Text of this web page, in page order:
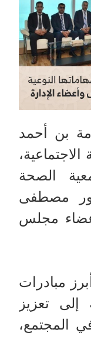
بن أحمد
الصحة
مصطفى
مجلس
مبادرات
إلى تعزيز
المجتمع،